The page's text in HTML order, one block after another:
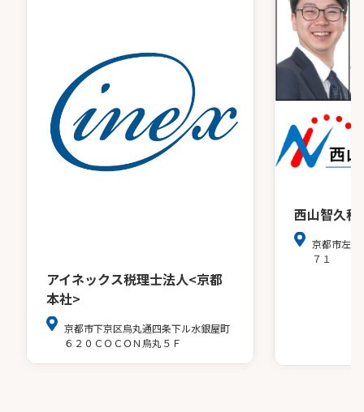
アイネックス税理士法人<京都
本社>
京都市下京区烏丸通四条下ル水銀屋町
６２０ＣＯＣＯＮ烏丸５Ｆ
西山智久税
京都市左京
７１